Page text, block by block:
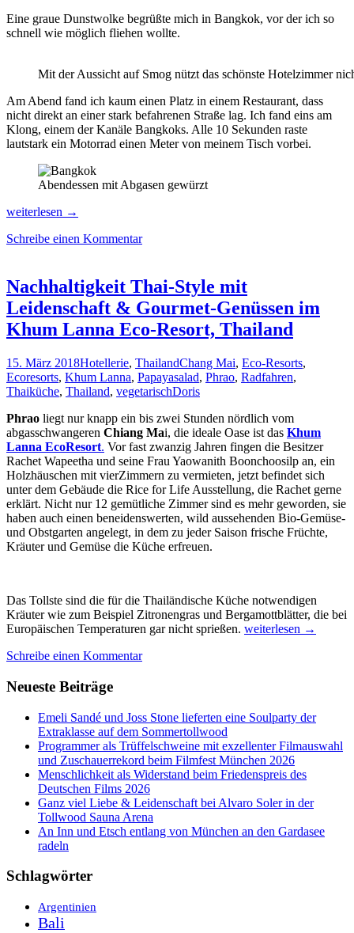
Eine graue Dunstwolke begrüßte mich in Bangkok, vor der ich so
schnell wie möglich fliehen wollte.
Mit der Aussicht auf Smog nützt das schönste Hotelzimmer
Am Abend fand ich kaum einen Platz in einem Restaurant, dass
nicht direkt an einer stark befahrenen Straße lag. Ich fand eins am
Klong, einem der Kanäle Bangkoks. Alle 10 Sekunden raste
lautstark ein Motorrad einen Meter von meinem Tisch vorbei.
Abendessen mit Abgasen gewürzt
Ausgebucht!
in
Post-
Covid
Zeiten
weiterlesen →
Schreibe einen Kommentar
Nachhaltigkeit Thai-Style mit
Leidenschaft & Gourmet-Genüssen im
Khum Lanna Eco-Resort, Thailand
15. März 2018Hotellerie, ThailandChang Mai, Eco-Resorts,
Ecoresorts, Khum Lanna, Papayasalad, Phrao, Radfahren,
Thaiküche, Thailand, vegetarischDoris
Phrao liegt nur knapp ein bis zwei Stunden nördlich vom
abgasschwangeren Chiang Mai, die ideale Oase ist das Khum
Lanna EcoResort. Vor fast zwanzig Jahren fingen die Besitzer
Rachet Wapeetha und seine Frau Yaowanith Boonchoosilp an, ein
Holzhäuschen mit vierZimmern zu vermieten, jetzt befindet sich
unter dem Gebäude die Rice for Life Ausstellung, die Rachet gerne
erklärt. Nicht nur 12 gemütliche Zimmer sind es mehr geworden, sie
haben auch einen beneidenswerten, wild aussehenden Bio-Gemüse-
und Obstgarten angelegt, in dem zu jeder Saison frische Früchte,
Kräuter und Gemüse die Küche erfreuen.
Das Tollste sind die für die Thailändische Küche notwendigen
Kräuter wie zum Beispiel Zitronengras und Bergamottblätter, die bei
Europäischen Temperaturen gar nicht sprießen. Nachhaltigkeit
Gourmet-
Genüssen
im
Khum
Lanna
Eco-
Resort,
Thailand
weiterlesen →
Schreibe einen Kommentar
Neueste Beiträge
Emeli Sandé und Joss Stone lieferten eine Soulparty der
Extraklasse auf dem Sommertollwood
Programmer als Trüffelschweine mit exzellenter Filmauswahl
und Zuschauerrekord beim Filmfest München 2026
Menschlichkeit als Widerstand beim Friedenspreis des
Deutschen Films 2026
Ganz viel Liebe & Leidenschaft bei Alvaro Soler in der
Tollwood Sauna Arena
An Inn und Etsch entlang von München an den Gardasee
radeln
Schlagwörter
Argentinien
Bali